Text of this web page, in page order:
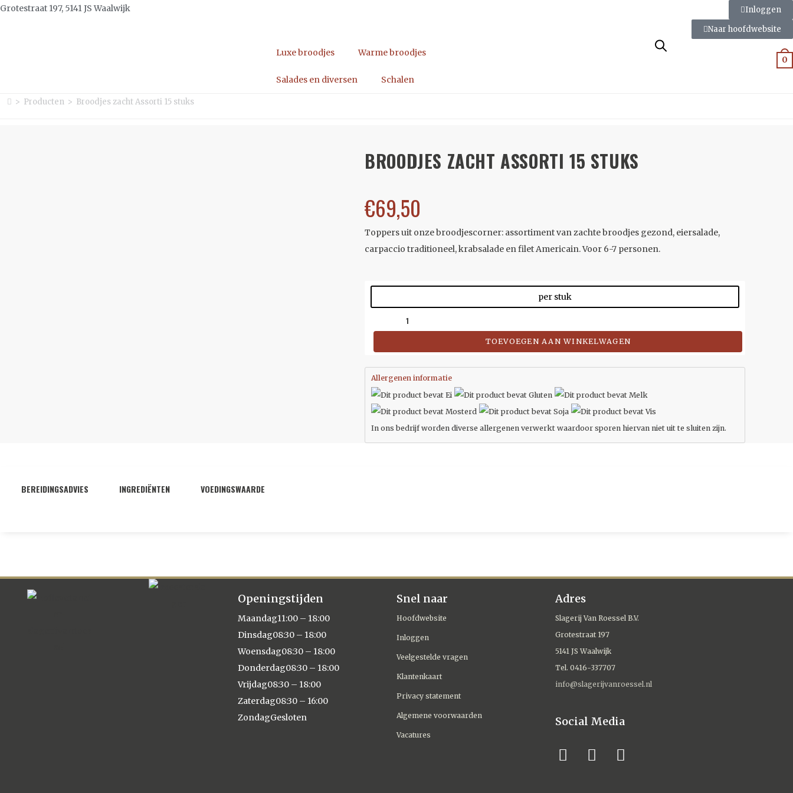
Grotestraat 197, 5141 JS Waalwijk
Inloggen
Naar hoofdwebsite
Luxe broodjes Warme broodjes
Salades en diversen Schalen
0
> Producten > Broodjes zacht Assorti 15 stuks
BROODJES ZACHT ASSORTI 15 STUKS
€69,50
Toppers uit onze broodjescorner: assortiment van zachte broodjes gezond, eiersalade,
carpaccio traditioneel, krabsalade en filet Americain. Voor 6-7 personen.
per stuk
TOEVOEGEN AAN WINKELWAGEN
Allergenen informatie
In ons bedrijf worden diverse allergenen verwerkt waardoor sporen hiervan niet uit te sluiten zijn.
BEREIDINGSADVIES INGREDIËNTEN VOEDINGSWAARDE
Openingstijden
Maandag11:00 – 18:00
Dinsdag08:30 – 18:00
Woensdag08:30 – 18:00
Donderdag08:30 – 18:00
Vrijdag08:30 – 18:00
Zaterdag08:30 – 16:00
ZondagGesloten
Snel naar
Hoofdwebsite
Inloggen
Veelgestelde vragen
Klantenkaart
Privacy statement
Algemene voorwaarden
Vacatures
Adres
Slagerij Van Roessel B.V.
Grotestraat 197
5141 JS Waalwijk
Tel. 0416-337707
info@slagerijvanroessel.nl
Social Media